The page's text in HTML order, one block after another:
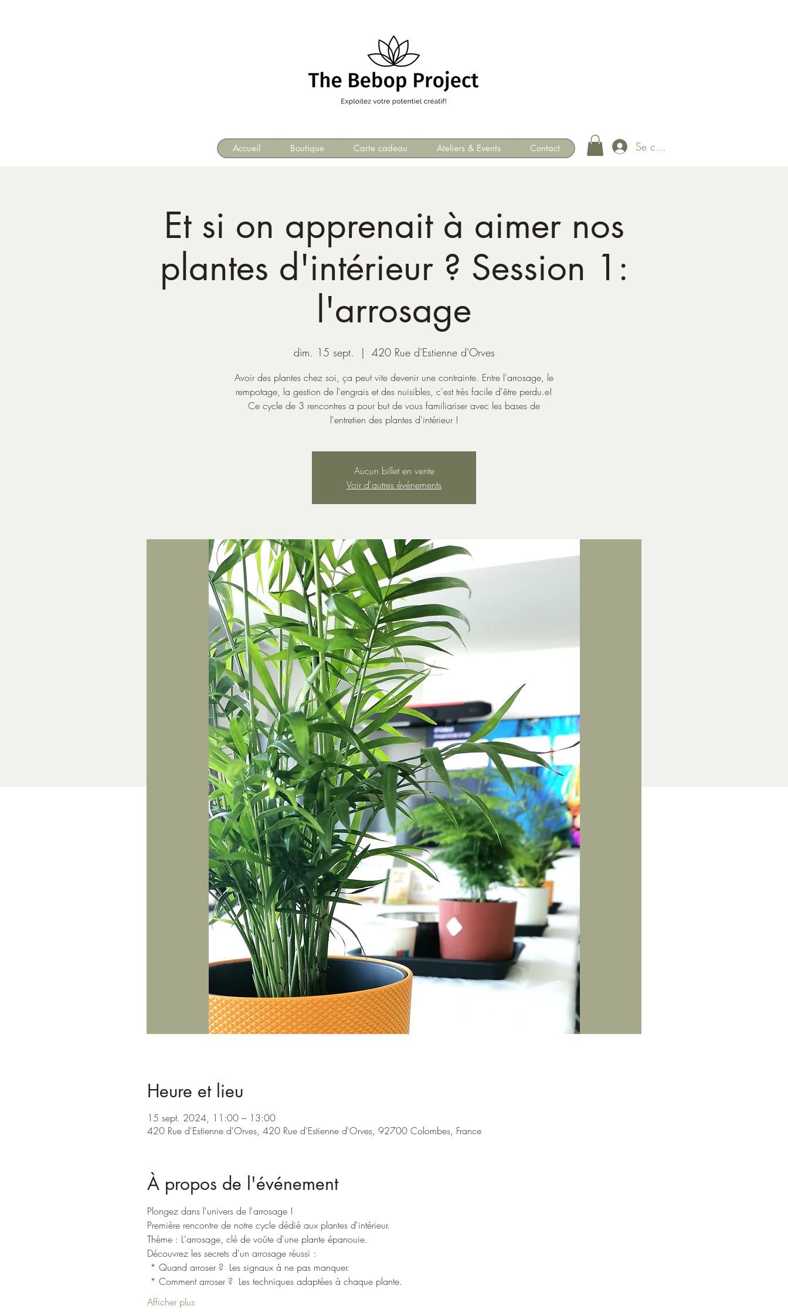
Accueil Boutique Carte cadeau Ateliers & Events Contact Se connecter
Et si on apprenait à aimer nos
plantes d'intérieur ? Session 1:
l'arrosage
dim. 15 sept.
  |
420 Rue d'Estienne d'Orves
Avoir des plantes chez soi, ça peut vite devenir une contrainte. Entre l'arrosage, le
rempotage, la gestion de l'engrais et des nuisibles, c'est très facile d'être perdu.e!
Ce cycle de 3 rencontres a pour but de vous familiariser avec les bases de
l'entretien des plantes d'intérieur !
Aucun billet en vente
Voir d'autres événements
Heure et lieu
15 sept. 2024, 11:00 – 13:00
420 Rue d'Estienne d'Orves, 420 Rue d'Estienne d'Orves, 92700 Colombes, France
À propos de l'événement
Plongez dans l'univers de l'arrosage !
Première rencontre de notre cycle dédié aux plantes d'intérieur.
Thème : L'arrosage, clé de voûte d'une plante épanouie.
Découvrez les secrets d'un arrosage réussi :
* Quand arroser ?  Les signaux à ne pas manquer.
* Comment arroser ?  Les techniques adaptées à chaque plante.
Afficher plus